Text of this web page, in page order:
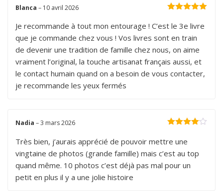
sur 5
Blanca – 10 avril 2026
Je recommande à tout mon entourage ! C’est le 3e livre
que je commande chez vous ! Vos livres sont en train
de devenir une tradition de famille chez nous, on aime
vraiment l’original, la touche artisanat français aussi, et
le contact humain quand on a besoin de vous contacter,
je recommande les yeux fermés
sur 5
Nadia –3 mars 2026
Très bien, j’aurais apprécié de pouvoir mettre une
vingtaine de photos (grande famille) mais c’est au top
quand même. 10 photos c’est déjà pas mal pour un
petit en plus il y a une jolie histoire